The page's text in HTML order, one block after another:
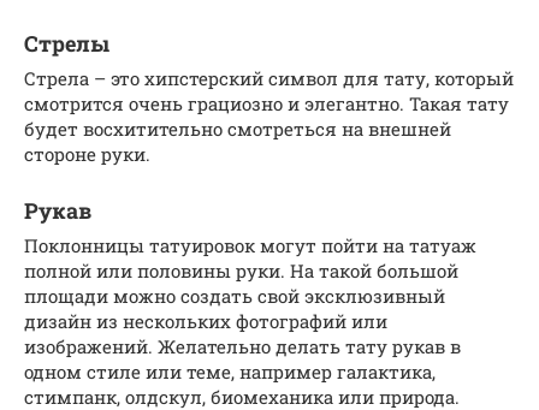
Стрелы
Стрела – это хипстерский символ для тату, который
смотрится очень грациозно и элегантно. Такая тату
будет восхитительно смотреться на внешней
стороне руки.
Рукав
Поклонницы татуировок могут пойти на татуаж
полной или половины руки. На такой большой
площади можно создать свой эксклюзивный
дизайн из нескольких фотографий или
изображений. Желательно делать тату рукав в
одном стиле или теме, например галактика,
стимпанк, олдскул, биомеханика или природа.